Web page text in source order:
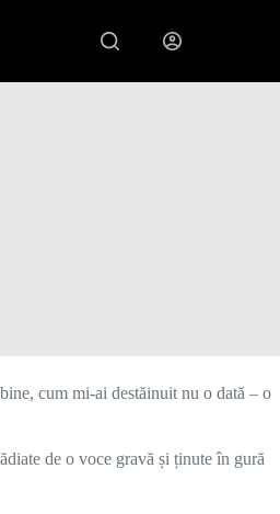
cum mi-ai destăinuit nu o dată – o
de o voce gravă și ținute în gură